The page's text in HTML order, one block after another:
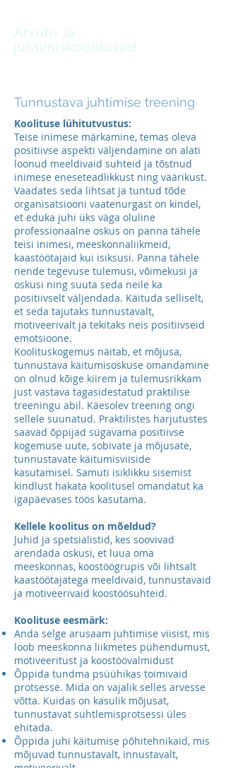
Arvuti- ja
juhtimiskoolitused
Tunnustava juhtimise treening
Koolituse lühitutvustus:
Teise inimese märkamine, temas oleva
positiivse aspekti väljendamine on alati
loonud meeldivaid suhteid ja tõstnud
inimese eneseteadlikkust ning väärikust.
Vaadates seda lihtsat ja tuntud tõde
organisatsiooni vaatenurgast on kindel,
et eduka juhi üks väga oluline
professionaalne oskus on panna tähele
teisi inimesi, meeskonnaliikmeid,
kaastöötajaid kui isiksusi. Panna tähele
nende tegevuse tulemusi, võimekusi ja
oskusi ning suuta seda neile ka
positiivselt väljendada. Käituda selliselt,
et seda tajutaks tunnustavalt,
motiveerivalt ja tekitaks neis positiivseid
emotsioone.
Koolituskogemus näitab, et mõjusa,
tunnustava käitumisoskuse omandamine
on olnud kõige kiirem ja tulemusrikkam
just vastava tagasidestatud praktilise
treeningu abil. Käesolev treening ongi
sellele suunatud. Praktilistes harjutustes
saavad õppijad sügavama positiivse
kogemuse uute, sobivate ja mõjusate,
tunnustavate käitumisviiside
kasutamisel. Samuti isiklikku sisemist
kindlust hakata koolitusel omandatut ka
igapäevases töös kasutama.
Kellele koolitus on mõeldud?
Juhid ja spetsialistid, kes soovivad
arendada oskusi, et luua oma
meeskonnas, koostöögrupis või lihtsalt
kaastöötajatega meeldivaid, tunnustavaid
ja motiveerivaid koostöösuhteid.
Koolituse eesmärk:
Anda selge arusaam juhtimise viisist, mis
loob meeskonna liikmetes pühendumust,
motiveeritust ja koostöövalmidust
Õppida tundma psüühikas toimivaid
protsesse. Mida on vajalik selles arvesse
võtta. Kuidas on kasulik mõjusat,
tunnustavat suhtlemisprotsessi üles
ehitada.
Õppida juhi käitumise põhitehnikaid, mis
mõjuvad tunnustavalt, innustavalt,